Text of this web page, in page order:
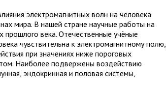
электромагнитных волн на человека
мира. В нашей стране научные работы на
прошлого века. Отечественные учёные
чувствительна к электромагнитному полю,
при значениях ниже пороговых
Наиболее подвержены воздействию
эндокринная и половая системы,